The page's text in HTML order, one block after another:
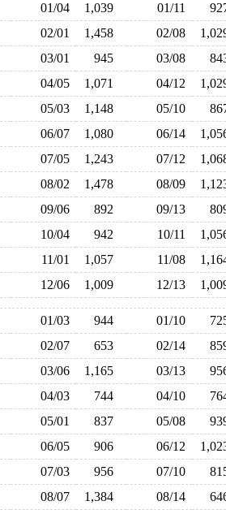
01/04 1,039 01/11
02/01 1,458 02/08
03/01 945 03/08
04/05 1,071 04/12
05/03 1,148 05/10
06/07 1,080 06/14
07/05 1,243 07/12
08/02 1,478 08/09
09/06 892 09/13
10/04 942 10/11
11/01 1,057 11/08
12/06 1,009 12/13
01/03 944 01/10
02/07 653 02/14
03/06 1,165 03/13
04/03 744 04/10
05/01 837 05/08
06/05 906 06/12
07/03 956 07/10
08/07 1,384 08/14